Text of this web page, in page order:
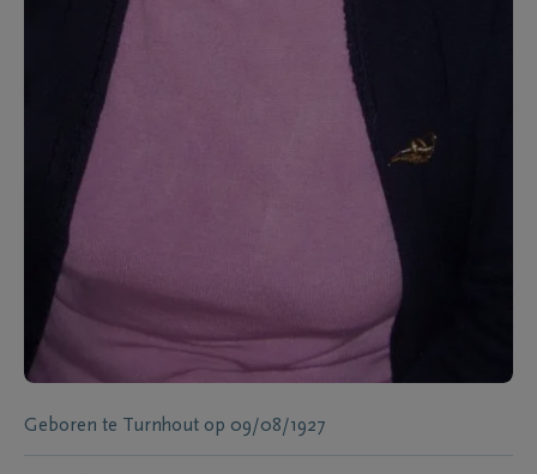
Geboren te Turnhout op 09/08/1927